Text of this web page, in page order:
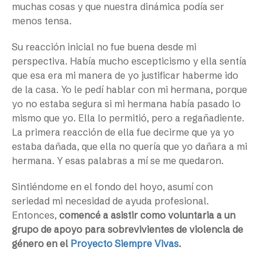
muchas cosas y que nuestra dinámica podía ser
menos tensa.
Su reacción inicial no fue buena desde mi
perspectiva. Había mucho escepticismo y ella sentía
que esa era mi manera de yo justificar haberme ido
de la casa. Yo le pedí hablar con mi hermana, porque
yo no estaba segura si mi hermana había pasado lo
mismo que yo. Ella lo permitió, pero a regañadiente.
La primera reacción de ella fue decirme que ya yo
estaba dañada, que ella no quería que yo dañara a mi
hermana. Y esas palabras a mí se me quedaron.
Sintiéndome en el fondo del hoyo, asumí con
seriedad mi necesidad de ayuda profesional.
Entonces, comencé a asistir como voluntaria a un
grupo de apoyo para sobrevivientes de violencia de
género en el Proyecto Siempre Vivas.